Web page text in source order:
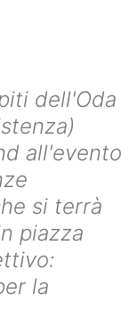
dell'Oda
all'evento
si terrà
piazza
la